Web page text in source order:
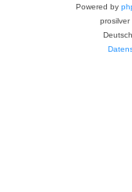
Powered by
prosilver